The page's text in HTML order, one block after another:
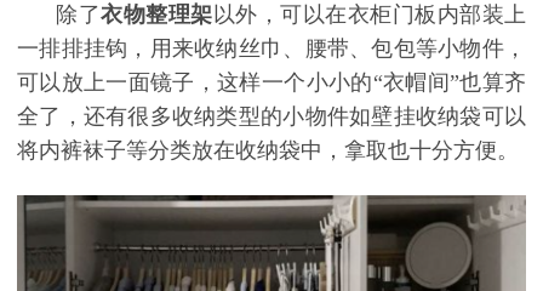
除了衣物整理架 以外，可以在衣柜门板内部装上
一排排挂钩，用来收纳丝巾、腰带、包包等小物件，
可以放上一面镜子，这样一个小小的“衣帽间”也算齐
全了，还有很多收纳类型的小物件如壁挂收纳袋可以
将内裤袜子等分类放在收纳袋中，拿取也十分方便。